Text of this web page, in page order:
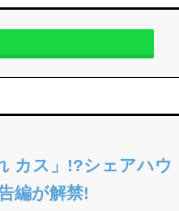
カス」!?シェアハウ
編が解禁!